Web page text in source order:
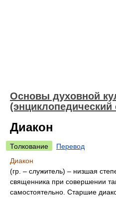
Основы духовной
(энциклопедический
Диакон
Толкование
Перевод
Диакон
(гр. – служитель) – низшая
священника при совершении
самостоятельно. Старшие